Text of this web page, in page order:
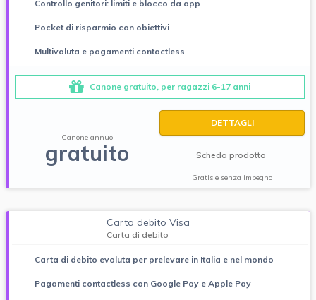
Controllo genitori: limiti e blocco da app
Pocket di risparmio con obiettivi
Multivaluta e pagamenti contactless
Canone gratuito, per ragazzi 6-17 anni
Canone annuo
gratuito
DETTAGLI
Scheda prodotto
Gratis e senza impegno
Carta debito Visa
Carta di debito
Carta di debito evoluta per prelevare in Italia e nel mondo
Pagamenti contactless con Google Pay e Apple Pay